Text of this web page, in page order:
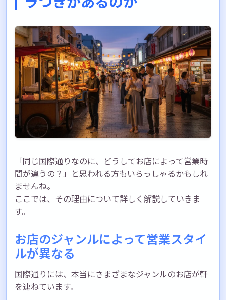
「同じ国際通りなのに、どうしてお店によって営業時
間が違うの？」と思われる方もいらっしゃるかもしれ
ませんね。
ここでは、その理由について詳しく解説していきま
す。
お店のジャンルによって営業スタイ
ルが異なる
国際通りには、本当にさまざまなジャンルのお店が軒
を連ねています。